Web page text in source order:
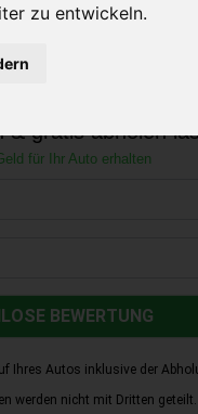
zu entwickeln.
Hessen
& gratis abholen
für Ihr Auto erhalten
BEWERTUNG
Ihres Autos inklusive der
werden nicht mit Dritten geteilt.